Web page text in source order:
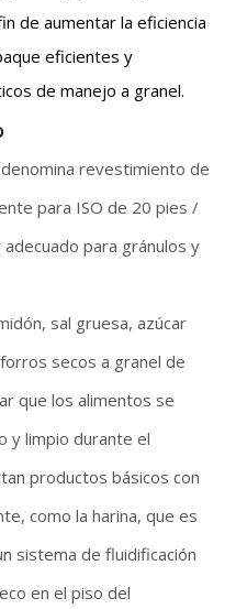
de aumentar la eficiencia
eficientes y
de manejo a granel.
revestimiento de
para ISO de 20 pies /
para gránulos y
sal gruesa, azúcar
secos a granel de
que los alimentos se
y limpio durante el
productos básicos con
como la harina, que es
sistema de fluidificación
en el piso del